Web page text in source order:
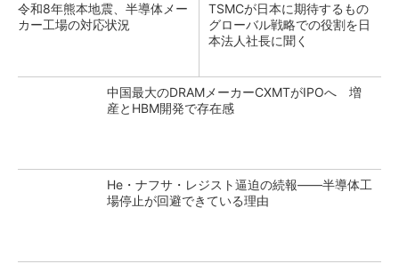
令和8年熊本地震、半導体メー
カー工場の対応状況
TSMCが日本に期待するもの
グローバル戦略での役割を日
本法人社長に聞く
中国最大のDRAMメーカーCXMTがIPOへ 増
産とHBM開発で存在感
He・ナフサ・レジスト逼迫の続報――半導体工
場停止が回避できている理由